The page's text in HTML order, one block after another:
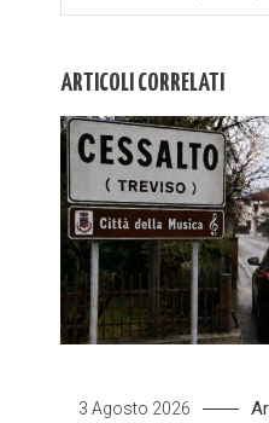
ARTICOLI CORRELATI
3 Agosto 2026